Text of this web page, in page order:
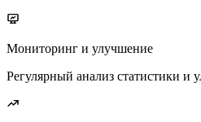
Мониторинг и улучшение
Регулярный анализ статистики и